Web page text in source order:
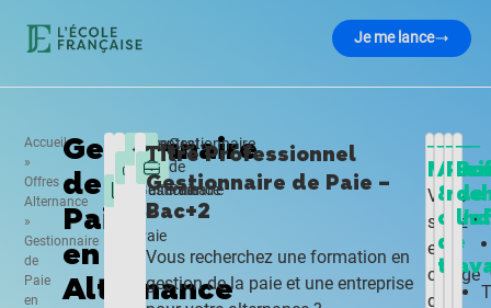
Je me lance
Accueil
»
Offres
Alternance
»
Gestionnaire
de
Paie
en
Gestionnaire
de
Paie
en
Alternance
Titre
pro
Gestionnaire
de
Paie
Contrat
en
alternance
Paris
Gestionnaire
de
Paie
Titre Professionnel
Gestionnaire de Paie –
Bac+2
Vous recherchez une formation en
gestion de la paie et une entreprise
―
Vous
serez
en
charge
des
―
&
de
―
―
de